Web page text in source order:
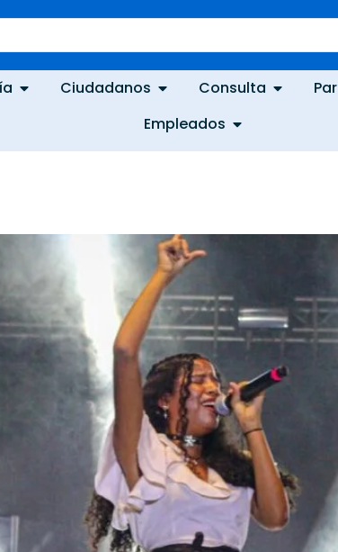
Ciudadanos Consulta
Empleados